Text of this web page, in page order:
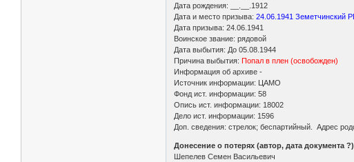
Дата рождения: __.__.1912
Дата и место призыва:24.06.1941 Земетчинский
Дата призыва: 24.06.1941
Воинское звание: рядовой
Дата выбытия: До 05.08.1944
Причина выбытия: Попал в плен (освобожден)
Информация об архиве -
Источник информации: ЦАМО
Фонд ист. информации: 58
Опись ист. информации: 18002
Дело ист. информации: 1596
Доп. сведения: стрелок; беспартийный. Адрес
Донесение о потерях (автор, дата документа ?)
Шепелев Семен Васильевич